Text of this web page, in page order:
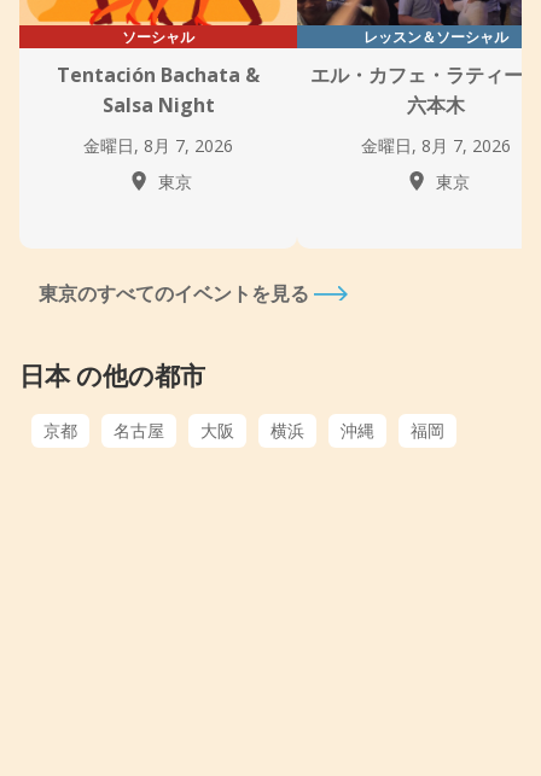
ソーシャル
Tentación Bachata &
Salsa Night
金曜日, 8月 7, 2026
東京
レッスン＆ソーシャル
エル・カフェ・ラティー
六本木
金曜日, 8月 7, 2026
東京
東京のすべてのイベントを見る
日本 の他の都市
京都 名古屋 大阪 横浜 沖縄 福岡